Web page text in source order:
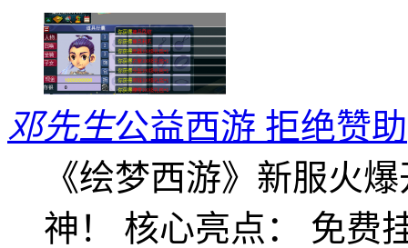
邓先生公益西游 拒绝赞助
《绘梦西游》新服火
神！ 核心亮点： 免费